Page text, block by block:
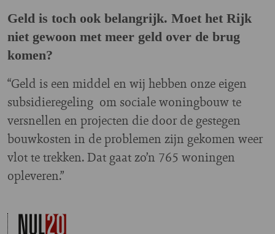
Geld is toch ook belangrijk. Moet het Rijk
niet gewoon met meer geld over de brug
komen?
“Geld is een middel en wij hebben onze eigen
subsidieregeling om sociale woningbouw te
versnellen en projecten die door de gestegen
bouwkosten in de problemen zijn gekomen weer
vlot te trekken. Dat gaat zo’n 765 woningen
opleveren.”